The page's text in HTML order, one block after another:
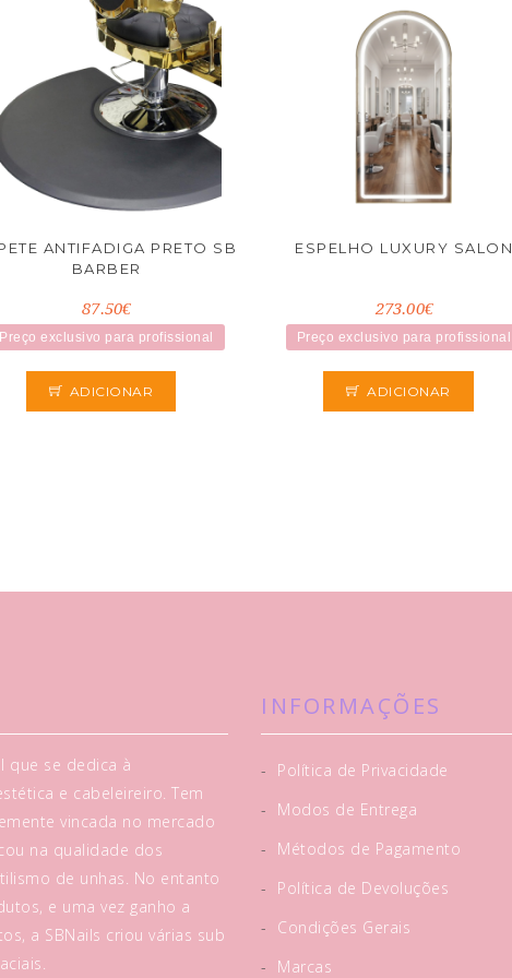
ANTIFADIGA PRETO SB
BARBER
87.50€
Preço exclusivo para profissional
ADICIONAR
ESPELHO LUXURY SALON
273.00€
Preço exclusivo para profissional
ADICIONAR
que se dedica à
e cabeleireiro. Tem
vincada no mercado
na qualidade dos
de unhas. No entanto
e uma vez ganho a
a SBNails criou várias sub
INFORMAÇÕES
-
Política de Privacidade
-
Modos de Entrega
-
Métodos de Pagamento
-
Política de Devoluções
-
Condições Gerais
-
Marcas